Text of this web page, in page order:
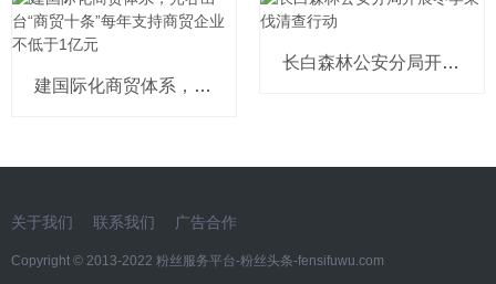
建国际化商贸体系，光谷出台“商贸十
长白森林公安分局开展冬季采伐清查
关于我们 联系我们 广告合作
Copyright © 2013-2022 粉丝服务平台-粉丝头条-fensifuwu.com